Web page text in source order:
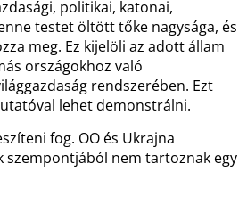
politikai, katonai,
testet öltött tőke nagysága, és
meg. Ez kijelöli az adott állam
országokhoz való
rendszerében. Ezt
lehet demonstrálni.
fog. OO és Ukrajna
szempontjából nem tartoznak egy